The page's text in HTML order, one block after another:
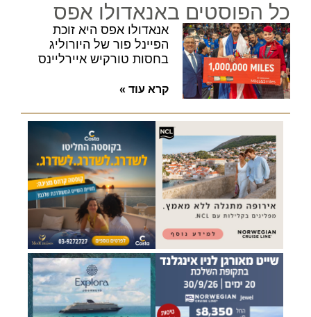
כל הפוסטים באנאדולו אפס
אנאדולו אפס היא זוכת
הפיינל פור של היורוליג
בחסות טורקיש איירליינס
קרא עוד »